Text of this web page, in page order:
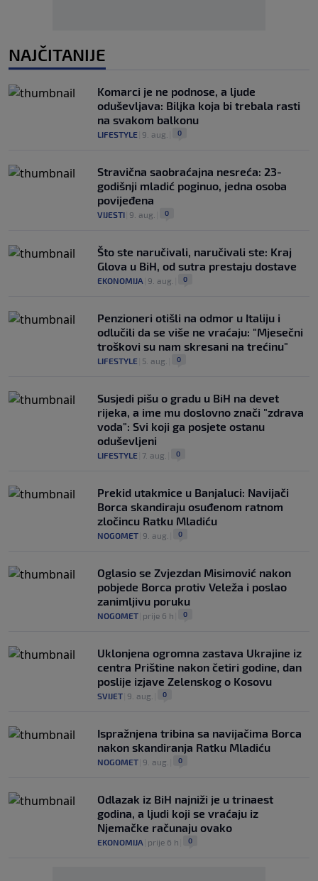
NAJČITANIJE
Komarci je ne podnose, a ljude
oduševljava: Biljka koja bi trebala rasti
na svakom balkonu
LIFESTYLE 9. aug. 0
Stravična saobraćajna nesreća: 23-
godišnji mladić poginuo, jedna osoba
povijeđena
VIJESTI 9. aug. 0
Što ste naručivali, naručivali ste: Kraj
Glova u BiH, od sutra prestaju dostave
EKONOMIJA 9. aug. 0
Penzioneri otišli na odmor u Italiju i
odlučili da se više ne vraćaju: "Mjesečni
troškovi su nam skresani na trećinu"
LIFESTYLE 5. aug. 0
Susjedi pišu o gradu u BiH na devet
rijeka, a ime mu doslovno znači "zdrava
voda": Svi koji ga posjete ostanu
oduševljeni
LIFESTYLE 7. aug. 0
Prekid utakmice u Banjaluci: Navijači
Borca skandiraju osuđenom ratnom
zločincu Ratku Mladiću
NOGOMET 9. aug. 0
Oglasio se Zvjezdan Misimović nakon
pobjede Borca protiv Veleža i poslao
zanimljivu poruku
NOGOMET prije 6 h 0
Uklonjena ogromna zastava Ukrajine iz
centra Prištine nakon četiri godine, dan
poslije izjave Zelenskog o Kosovu
SVIJET 9. aug. 0
Ispražnjena tribina sa navijačima Borca
nakon skandiranja Ratku Mladiću
NOGOMET 9. aug. 0
Odlazak iz BiH najniži je u trinaest
godina, a ljudi koji se vraćaju iz
Njemačke računaju ovako
EKONOMIJA prije 6 h 0